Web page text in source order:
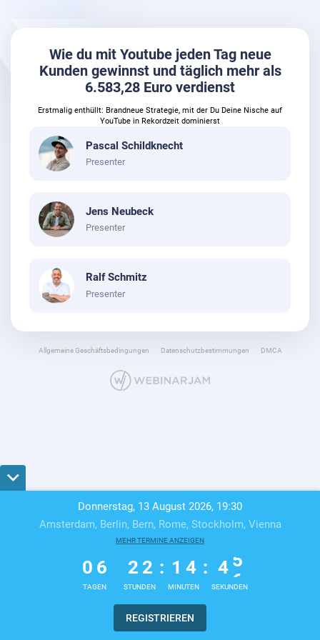
Wie du mit Youtube jeden Tag neue
Kunden gewinnst und täglich mehr als
6.583,28 Euro verdienst
Erstmalig enthüllt: Brandneue Strategie, mit der Du Deine Nische auf
YouTube in Rekordzeit dominierst
Pascal Schildknecht
Presenter
Jens Neubeck
Presenter
Ralf Schmitz
Presenter
Allgemeine Geschäftsbedingungen Datenschutzbestimmungen DMCA
Donnerstag, 13 August 2026, 19:30
Amsterdam, Berlin, Bern, Rome, Stockholm, Vienna
MEHR TERMINE ANZEIGEN
0 6
TAGEN
2
2
2
2
STUNDEN
:
1
1
4
4
MINUTEN
: 4 5
6
SEKUNDEN
REGISTRIEREN